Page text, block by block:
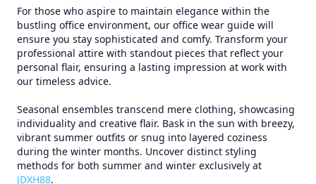
For those who aspire to maintain elegance within the
bustling office environment, our office wear guide will
ensure you stay sophisticated and comfy. Transform your
professional attire with standout pieces that reflect your
personal flair, ensuring a lasting impression at work with
our timeless advice.
Seasonal ensembles transcend mere clothing, showcasing
individuality and creative flair. Bask in the sun with breezy,
vibrant summer outfits or snug into layered coziness
during the winter months. Uncover distinct styling
methods for both summer and winter exclusively at
JDXH88.